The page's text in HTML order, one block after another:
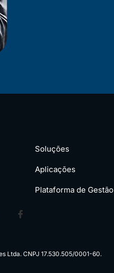
Soluções
Aplicações
Plataforma de Gestão
Ltda. CNPJ 17.530.505/0001-60.